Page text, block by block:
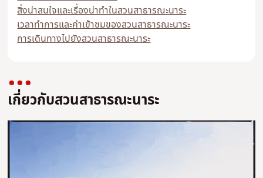
สิ่งน่าสนใจและเรื่องน่าทำในสวนสาธารณะนาระ
เวลาทำการและค่าเข้าชมของสวนสาธารณะนาระ
การเดินทางไปยังสวนสาธารณะนาระ
เกี่ยวกับสวนสาธารณะนาระ